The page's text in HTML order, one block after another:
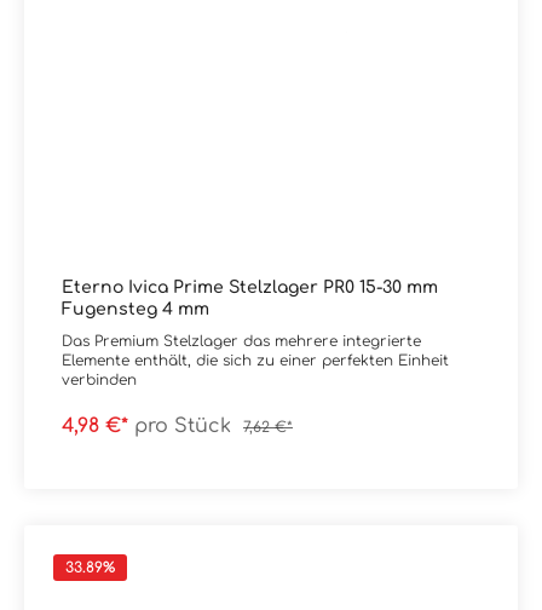
Eterno Ivica Prime Stelzlager PR0 15-30 mm
Fugensteg 4 mm
Das Premium Stelzlager das mehrere integrierte
Elemente enthält, die sich zu einer perfekten Einheit
verbinden
4,98 €* pro Stück 7,62 €*
33.89%